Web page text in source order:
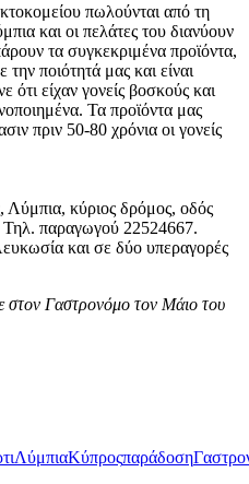
πωλούνται από τη
και οι πελάτες του διανύουν
τα συγκεκριμένα προϊόντα,
ποιότητά μας και είναι
ότι είχαν γονείς βοσκούς και
Τα προϊόντα μας
πριν 50-80 χρόνια οι γονείς
κύριος δρόμος, οδός
παραγωγού 22524667.
και σε δύο υπεραγορές
στον Γαστρονόμο τον Μάιο του
ΛύμπιαΚύπροςπαράδοση